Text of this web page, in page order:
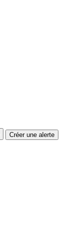
Créer une alerte